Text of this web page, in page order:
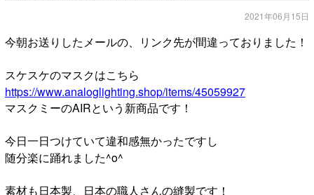
2021年06月15日
今朝お送りしたメールの、リンク先が間違っておりました！
スケスケのマスクはこちら
https://www.analoglighting.shop/items/45059927
マスクミーのAIRという新商品です！
今日一日つけていて違和感無かったですし
随分楽に踊れました^o^
素材も日本製、日本の職人さんの縫製です！